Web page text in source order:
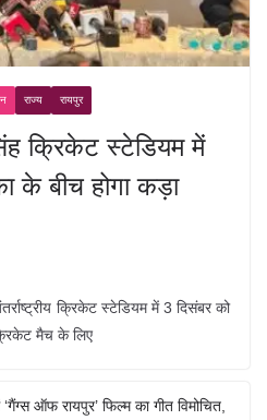
राज्य रायपुर
क्रिकेट स्टेडियम में
के बीच होगा कड़ा
क्रिकेट स्टेडियम में 3 दिसंबर को
मैच के लिए
‘गैंग्स ऑफ रायपुर’ फिल्म का गीत विमोचित,